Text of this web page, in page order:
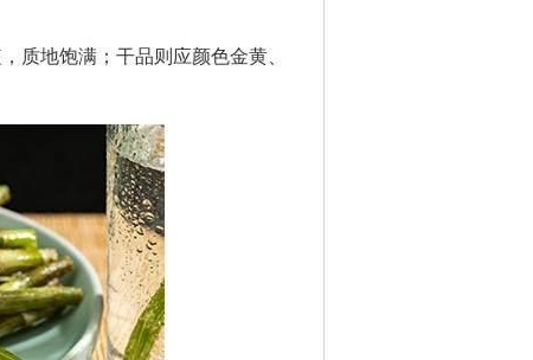
地饱满；干品则应颜色金黄、